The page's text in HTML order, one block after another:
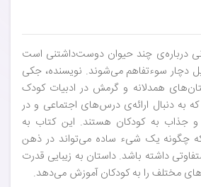
درباره‌ی چند حیوان دوست‌داشتنی است
دچار سوءتفاهم می‌شوند. نویسنده، جکی
همدلانه و گرمش در ادبیات کودک
به دنبال ارائه‌ی درس‌های اجتماعی و در
و جذاب به کودکان هستند. این کتاب به
چگونه یک شیء ساده می‌تواند در ذهن
داشته باشد. داستان به زیبایی قدرت
مختلف را به کودکان آموزش می‌دهد.